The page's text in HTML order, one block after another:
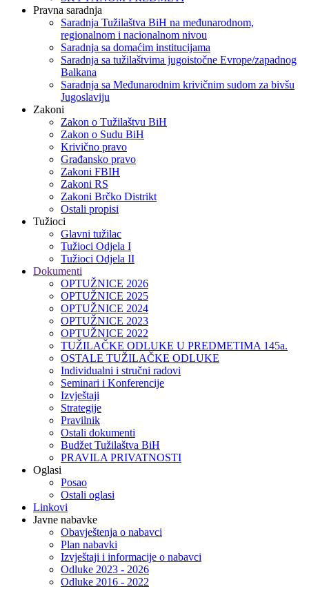
Pravna saradnja
Saradnja Tužilaštva BiH na međunarodnom,
regionalnom i nacionalnom nivou
Saradnja sa domaćim institucijama
Saradnja sa tužilaštvima jugoistočne Evrope/zapadnog
Balkana
Saradnja sa Međunarodnim krivičnim sudom za bivšu
Jugoslaviju
Zakoni
Zakon o Тužilaštvu BiH
Zakon o Sudu BiH
Krivično pravo
Građansko pravo
Zakoni FBIH
Zakoni RS
Zakoni Brčko Distrikt
Ostali propisi
Tužioci
Glavni tužilac
Tužioci Odjela I
Tužioci Odjela II
Dokumenti
OPTUŽNICE 2026
OPTUŽNICE 2025
OPTUŽNICE 2024
OPTUŽNICE 2023
OPTUŽNICE 2022
TUŽILAČKE ODLUKE U PREDMETIMA 145a.
OSTALE TUŽILAČKE ODLUKE
Individualni i stručni radovi
Seminari i Konferencije
Izvještaji
Strategije
Pravilnik
Ostali dokumenti
Budžet Tužilaštva BiH
PRAVILA PRIVATNOSTI
Oglasi
Posao
Ostali oglasi
Linkovi
Javne nabavke
Obavještenja o nabavci
Plan nabavki
Izvještaji i informacije o nabavci
Odluke 2023 - 2026
Odluke 2016 - 2022